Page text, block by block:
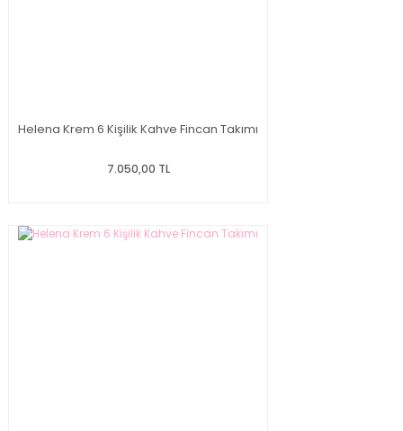
Helena Krem 6 Kişilik Kahve Fincan Takımı
7.050,00 TL